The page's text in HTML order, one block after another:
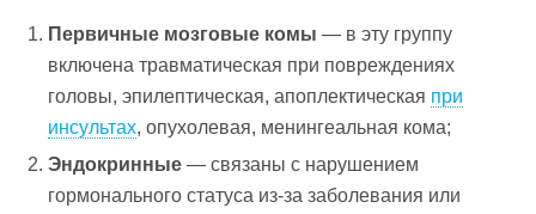
Первичные мозговые комы — в эту группу
включена травматическая при повреждениях
головы, эпилептическая, апоплектическая при
инсультах, опухолевая, менингеальная кома;
Эндокринные — связаны с нарушением
гормонального статуса из-за заболевания или